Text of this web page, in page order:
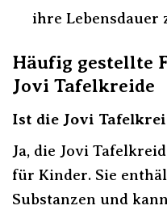
ihre Lebensdauer
Häufig gestellte
Jovi Tafelkreide
Ist die Jovi
Ja, die Jovi
für Kinder. Sie
Substanzen und